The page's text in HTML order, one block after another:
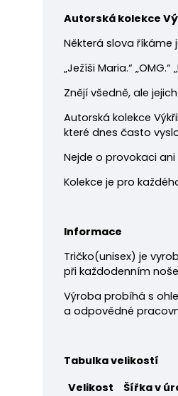
Autorská kolekce
Některá slova říkáme
„Ježíši Maria.“ „OMG.“
Znějí všedně, ale
Autorská kolekce
které dnes často
Nejde o provokaci
Kolekce je pro
Informace
Tričko(unisex) je
při každodenním
Výroba probíhá s
a odpovědné
Tabulka velikostí
Velikost
Šířka v